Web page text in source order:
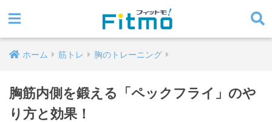
ホーム 筋トレ 胸のトレーニング
胸筋内側を鍛える「ペックフライ」のや
り方と効果！